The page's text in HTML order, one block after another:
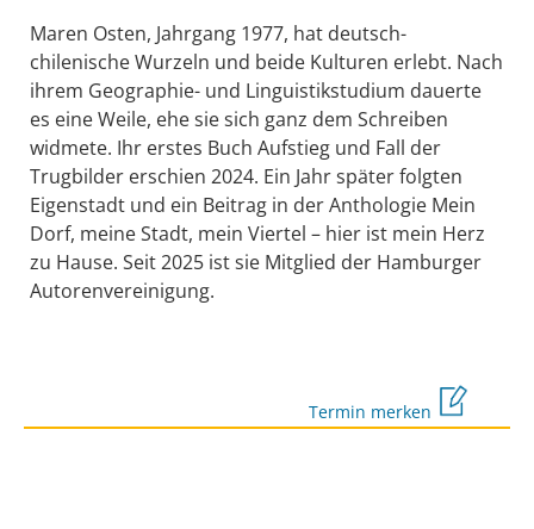
Maren Osten, Jahrgang 1977, hat deutsch-
chilenische Wurzeln und beide Kulturen erlebt. Nach
ihrem Geographie- und Linguistikstudium dauerte
es eine Weile, ehe sie sich ganz dem Schreiben
widmete. Ihr erstes Buch Aufstieg und Fall der
Trugbilder erschien 2024. Ein Jahr später folgten
Eigenstadt und ein Beitrag in der Anthologie Mein
Dorf, meine Stadt, mein Viertel – hier ist mein Herz
zu Hause. Seit 2025 ist sie Mitglied der Hamburger
Autorenvereinigung.
Termin merken